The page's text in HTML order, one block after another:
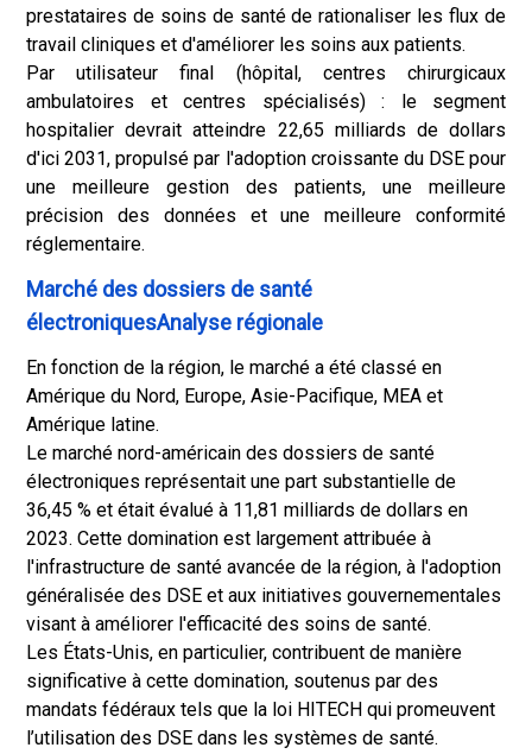
prestataires de soins de santé de rationaliser les flux de
travail cliniques et d'améliorer les soins aux patients.
Par utilisateur final (hôpital, centres chirurgicaux
ambulatoires et centres spécialisés) : le segment
hospitalier devrait atteindre 22,65 milliards de dollars
d'ici 2031, propulsé par l'adoption croissante du DSE pour
une meilleure gestion des patients, une meilleure
précision des données et une meilleure conformité
réglementaire.
Marché des dossiers de santé
électroniquesAnalyse régionale
En fonction de la région, le marché a été classé en
Amérique du Nord, Europe, Asie-Pacifique, MEA et
Amérique latine.
Le marché nord-américain des dossiers de santé
électroniques représentait une part substantielle de
36,45 % et était évalué à 11,81 milliards de dollars en
2023. Cette domination est largement attribuée à
l'infrastructure de santé avancée de la région, à l'adoption
généralisée des DSE et aux initiatives gouvernementales
visant à améliorer l'efficacité des soins de santé.
Les États-Unis, en particulier, contribuent de manière
significative à cette domination, soutenus par des
mandats fédéraux tels que la loi HITECH qui promeuvent
l’utilisation des DSE dans les systèmes de santé.